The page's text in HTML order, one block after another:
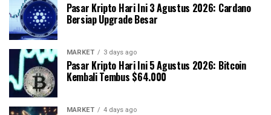
Pasar Kripto Hari Ini 3 Agustus 2026: Cardano
Bersiap Upgrade Besar
MARKET 3 days ago
Pasar Kripto Hari Ini 5 Agustus 2026: Bitcoin
Kembali Tembus $64.000
MARKET 4 days ago